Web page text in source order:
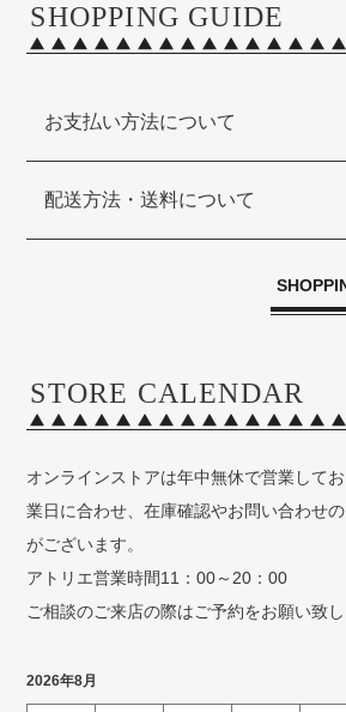
SHOPPING GUIDE
お支払い方法について
配送方法・送料について
STORE CALENDAR
オンラインストアは年中無休で営業して
業日に合わせ、在庫確認やお問い合わせ
がございます。
アトリエ営業時間11：00～20：00
ご相談のご来店の際はご予約をお願い致し
2026年8月